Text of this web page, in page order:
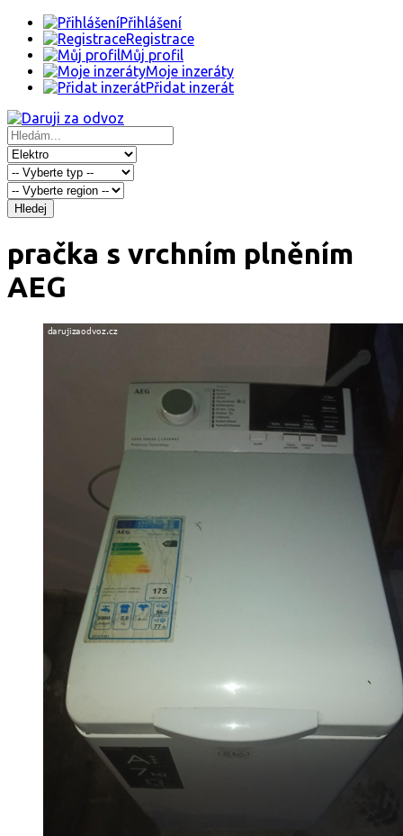
Přihlášení
Registrace
Můj profil
Moje inzeráty
Přidat inzerát
Hledej
pračka s vrchním plněním
AEG